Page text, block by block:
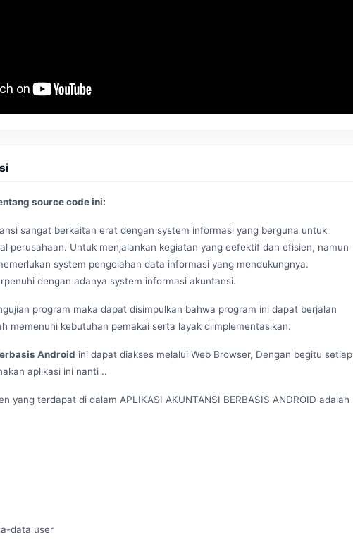
source code ini:
sangat berkaitan erat dengan system informasi yang berguna untuk
perusahaan. Untuk menjalankan kegiatan yang eefektif dan efisien, namun
system pengolahan data informasi yang mendukungnya.
dengan adanya system informasi akuntansi.
program maka dapat disimpulkan bahwa program ini dapat berjalan
memenuhi kebutuhan pemakai serta layak diimplementasikan.
Android ini dapat diakses melalui Web Browser, Dengan begitu setiap
aplikasi ini nanti ..
yang terdapat di dalam APLIKASI AKUNTANSI BERBASIS ANDROID adalah
user